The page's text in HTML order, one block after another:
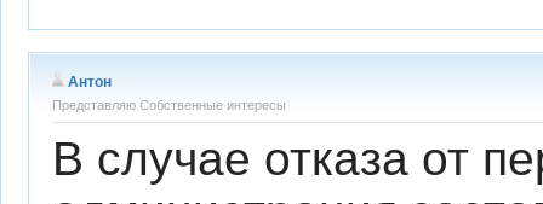
Антон
Представляю Собственные интересы
В случае отказа от